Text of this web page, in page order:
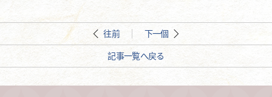
往前 下一個
記事一覧へ戻る